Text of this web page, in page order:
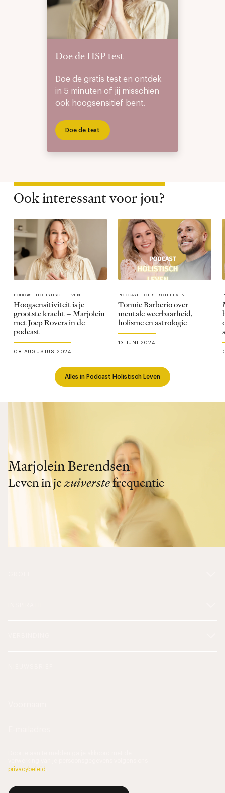
Doe de HSP test
Doe de gratis test en ontdek
in 5 minuten of jij misschien
ook hoogsensitief bent.
Doe de test
Ook interessant voor jou?
Alles in Podcast Holistisch Leven
PODCAST HOLISTISCH LEVEN
Hoogsensitiviteit is je
grootste kracht – Marjolein
met Joep Rovers in de
podcast
08 AUGUSTUS 2024
PODCAST HOLISTISCH LEVEN
Tonnie Barberio over
mentale weerbaarheid,
holisme en astrologie
13 JUNI 2024
Marjolein Berendsen
Leven in jezuiverstefrequentie
privacybeleid